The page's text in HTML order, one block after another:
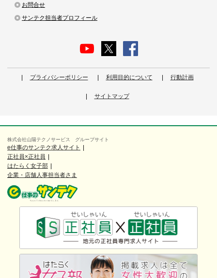
お問合せ
サンテク担当者プロフィール
プライバシーポリシー 利用目的について 行動計画
サイトマップ
株式会社山陽テクノサービス グループサイト
e仕事のサンテク求人サイト
正社員×正社員
はたらく女子部
企業・店舗人事担当者さま